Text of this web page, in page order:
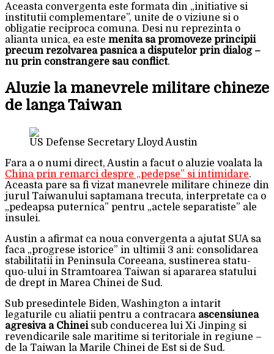
Aceasta convergenta este formata din „initiative si
institutii complementare”, unite de o viziune si o
obligatie reciproca comuna. Desi nu reprezinta o
alianta unica, ea este menita sa promoveze principii
precum rezolvarea pasnica a disputelor prin dialog –
nu prin constrangere sau conflict.
Aluzie la manevrele militare chineze
de langa Taiwan
US Defense Secretary Lloyd Austin
Fara a o numi direct, Austin a facut o aluzie voalata la
China prin remarci despre „pedepse” si intimidare.
Aceasta pare sa fi vizat manevrele militare chineze din
jurul Taiwanului saptamana trecuta, interpretate ca o
„pedeapsa puternica” pentru „actele separatiste” ale
insulei.
Austin a afirmat ca noua convergenta a ajutat SUA sa
faca „progrese istorice” in ultimii 3 ani: consolidarea
stabilitatii in Peninsula Coreeana, sustinerea statu-
quo-ului in Stramtoarea Taiwan si apararea statului
de drept in Marea Chinei de Sud.
Sub presedintele Biden, Washington a intarit
legaturile cu aliatii pentru a contracara ascensiunea
agresiva a Chineisub conducerea lui Xi Jinping si
revendicarile sale maritime si teritoriale in regiune –
de la Taiwan la Marile Chinei de Est si de Sud.